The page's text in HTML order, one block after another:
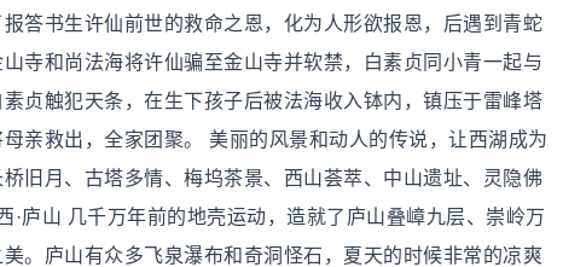
答书生许仙前世的救命之恩，化为人形欲报恩，后遇到青蛇
寺和尚法海将许仙骗至金山寺并软禁，白素贞同小青一起与
贞触犯天条，在生下孩子后被法海收入钵内，镇压于雷峰塔
亲救出，全家团聚。 美丽的风景和动人的传说，让西湖成为
旧月、古塔多情、梅坞茶景、西山荟萃、中山遗址、灵隐佛
庐山 几千万年前的地壳运动，造就了庐山叠嶂九层、崇岭万
。庐山有众多飞泉瀑布和奇洞怪石，夏天的时候非常的凉爽